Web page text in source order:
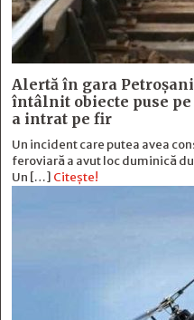
Alertă în gara
întâlnit obiecte puse
a intrat pe fir
Un incident care putea avea
feroviară a avut loc duminică
Un […] Citește!